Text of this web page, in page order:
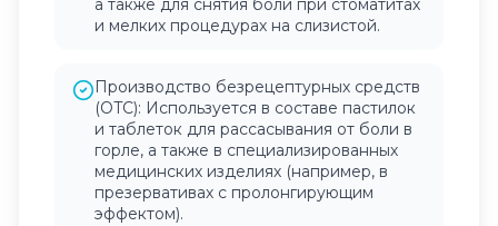
а также для снятия боли при стоматитах
и мелких процедурах на слизистой.
Производство безрецептурных средств
(OTC): Используется в составе пастилок
и таблеток для рассасывания от боли в
горле, а также в специализированных
медицинских изделиях (например, в
презервативах с пролонгирующим
эффектом).